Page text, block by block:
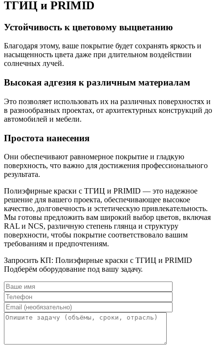
ТГИЦ и PRIMID
Устойчивость к цветовому выцветанию
Благодаря этому, ваше покрытие будет сохранять яркость и
насыщенность цвета даже при длительном воздействии
солнечных лучей.
Высокая адгезия к различным материалам
Это позволяет использовать их на различных поверхностях и
в разнообразных проектах, от архитектурных конструкций до
автомобилей и мебели.
Простота нанесения
Они обеспечивают равномерное покрытие и гладкую
поверхность, что важно для достижения профессионального
результата.
Полиэфирные краски с ТГИЦ и PRIMID — это надежное
решение для вашего проекта, обеспечивающее высокое
качество, долговечность и эстетическую привлекательность.
Мы готовы предложить вам широкий выбор цветов, включая
RAL и NCS, различную степень глянца и структуру
поверхности, чтобы покрытие соответствовало вашим
требованиям и предпочтениям.
Запросить КП: Полиэфирные краски с ТГИЦ и PRIMID
Подберём оборудование под вашу задачу.